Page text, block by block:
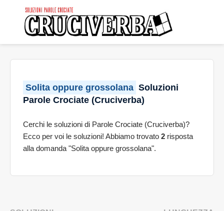
Solita oppure grossolana Soluzioni
Parole Crociate (Cruciverba)
Cerchi le soluzioni di Parole Crociate (Cruciverba)?
Ecco per voi le soluzioni! Abbiamo trovato 2 risposta
alla domanda "Solita oppure grossolana".